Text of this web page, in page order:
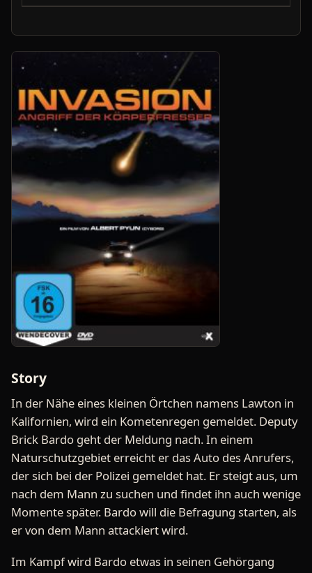
Story
In der Nähe eines kleinen Örtchen namens Lawton in
Kalifornien, wird ein Kometenregen gemeldet. Deputy
Brick Bardo geht der Meldung nach. In einem
Naturschutzgebiet erreicht er das Auto des Anrufers,
der sich bei der Polizei gemeldet hat. Er steigt aus, um
nach dem Mann zu suchen und findet ihn auch wenige
Momente später. Bardo will die Befragung starten, als
er von dem Mann attackiert wird.
Im Kampf wird Bardo etwas in seinen Gehörgang